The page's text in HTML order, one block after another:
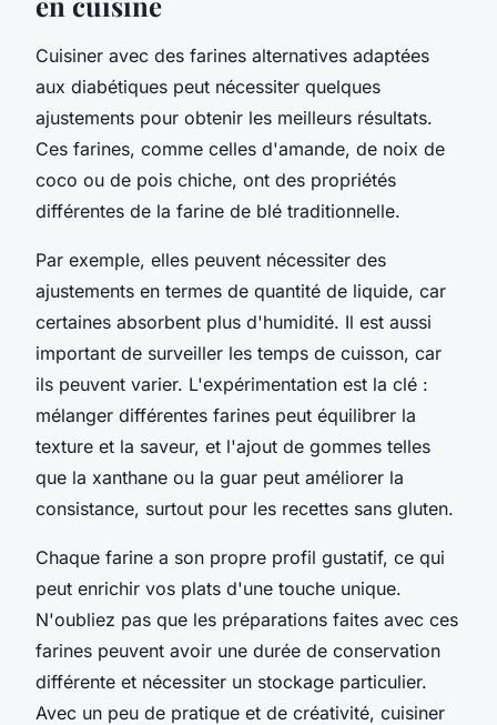
Cuisiner avec des farines alternatives adaptées
aux diabétiques peut nécessiter quelques
ajustements pour obtenir les meilleurs résultats.
Ces farines, comme celles d'amande, de noix de
coco ou de pois chiche, ont des propriétés
différentes de la farine de blé traditionnelle.
Par exemple, elles peuvent nécessiter des
ajustements en termes de quantité de liquide, car
certaines absorbent plus d'humidité. Il est aussi
important de surveiller les temps de cuisson, car
ils peuvent varier. L'expérimentation est la clé :
mélanger différentes farines peut équilibrer la
texture et la saveur, et l'ajout de gommes telles
que la xanthane ou la guar peut améliorer la
consistance, surtout pour les recettes sans gluten.
Chaque farine a son propre profil gustatif, ce qui
peut enrichir vos plats d'une touche unique.
N'oubliez pas que les préparations faites avec ces
farines peuvent avoir une durée de conservation
différente et nécessiter un stockage particulier.
Avec un peu de pratique et de créativité, cuisiner